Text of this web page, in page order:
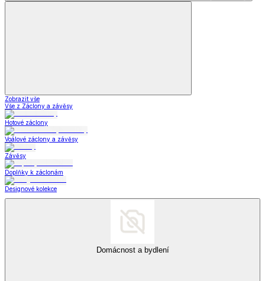
Zobrazit vše
Vše z Záclony a závěsy
Hotové záclony
Voálové záclony a závěsy
Závěsy
Doplňky k záclonám
Designové kolekce
Domácnost a bydlení